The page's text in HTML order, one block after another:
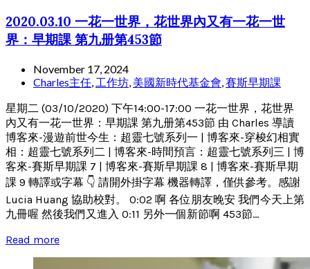
2020.03.10 一花一世界，花世界內又有一花一世
界：早期課 第九册第453節
November 17, 2024
Charles主任 工作坊 美國新時代基金會 賽斯早期課
星期二 (03/10/2020) 下午14:00-17:00 一花一世界，花世界
內又有一花一世界：早期課 第九册第453節 由 Charles 導讀
博客來-漫遊前世今生：超靈七號系列一 | 博客來-穿梭幻相實
相：超靈七號系列二 | 博客來-時間預言：超靈七號系列三 | 博
客來-賽斯早期課 7 | 博客來-賽斯早期課 8 | 博客來-賽斯早期
課 9 轉譯或字幕 👇 請開外掛字幕 機器轉譯，僅供參考。感謝
Lucia Huang 協助校對。 0:02 啊 各位朋友晚安 我們今天上第
九冊喔 然後我們又進入 0:11 另外一個新節啊 453節...
Read more